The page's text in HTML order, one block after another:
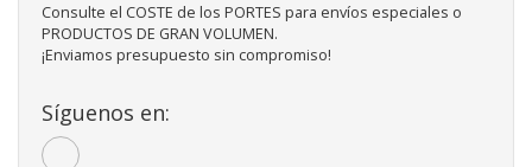
Consulte el COSTE de los PORTES para envíos especiales o
PRODUCTOS DE GRAN VOLUMEN.
¡Enviamos presupuesto sin compromiso!
Síguenos en: